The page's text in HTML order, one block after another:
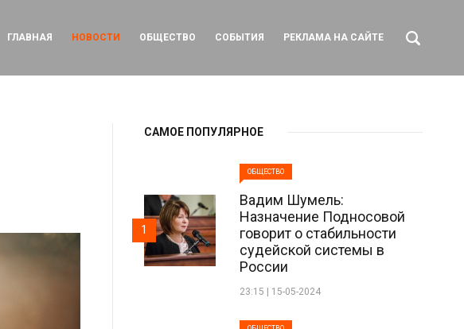
ГЛАВНАЯ НОВОСТИ ОБЩЕСТВО СОБЫТИЯ РЕКЛАМА НА САЙТЕ
САМОЕ ПОПУЛЯРНОЕ
ОБЩЕСТВО
Вадим Шумель:
Назначение Подносовой
говорит о стабильности
судейской системы в
России
23:15 | 15-05-2024
1